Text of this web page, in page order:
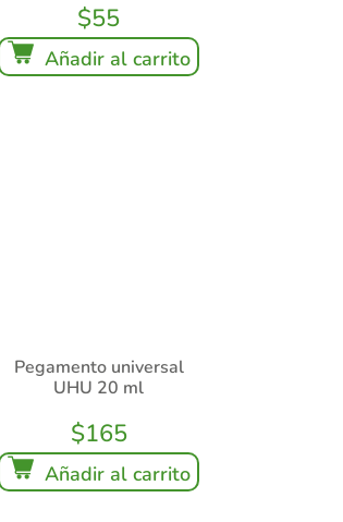
$55
Añadir al carrito
Pegamento universal
UHU 20 ml
$165
Añadir al carrito